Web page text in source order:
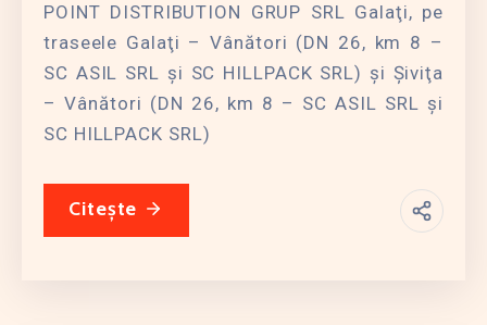
POINT DISTRIBUTION GRUP SRL Galaţi, pe
traseele Galaţi – Vânători (DN 26, km 8 –
SC ASIL SRL şi SC HILLPACK SRL) şi Şiviţa
– Vânători (DN 26, km 8 – SC ASIL SRL şi
SC HILLPACK SRL)
Citește